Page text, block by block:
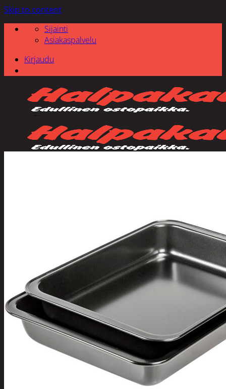
Skip to content
Sijainti
Asiakaspalvelu
Kirjaudu
Poistotuotteet
Kausituotteet
Joulu
Joulu- ja kausivalot
Eläimet ja
Kyntteliköt
Valoketjut ja
kuusenvalot
Joulukoristeet
Kranssit ja
asetelmat
Tontut ja